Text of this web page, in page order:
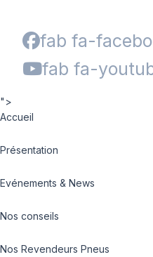
fab fa-
fab fa-
">
Accueil
Présentation
Evénements & News
Nos conseils
Nos Revendeurs Pneus